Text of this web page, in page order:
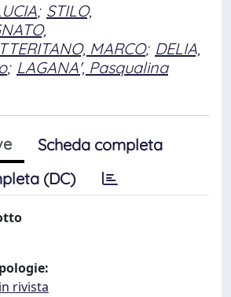
; STILO,
MARCO; DELIA,
; LAGANA', Pasqualina
Scheda completa
(DC)
rivista